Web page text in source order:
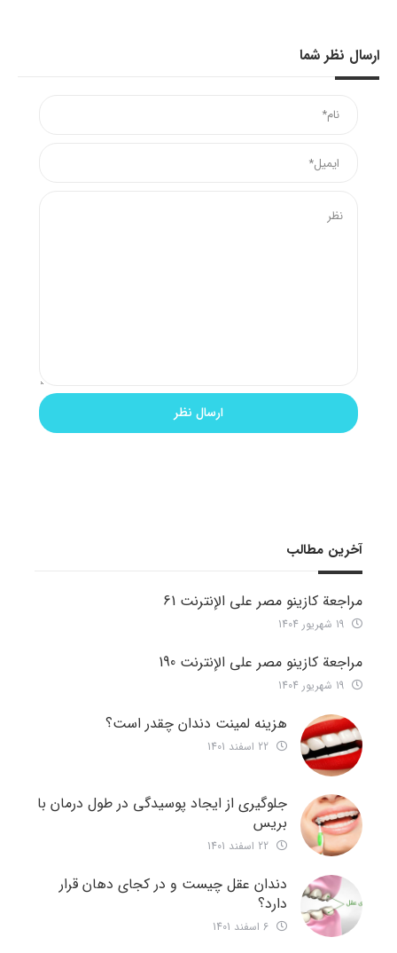
ارسال نظر شما
آخرین مطالب
مراجعة كازينو مصر على الإنترنت 61
مراجعة كازينو مصر على الإنترنت 190
هزینه لمینت دندان چقدر است؟
جلوگیری از ایجاد پوسیدگی در طول درمان با
بریس
دندان عقل چیست و در کجای دهان قرار
دارد؟